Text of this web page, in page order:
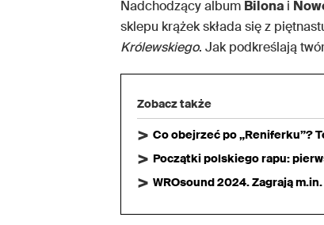
Nadchodzący album Bilona i
sklepu krążek składa się z
Królewskiego. Jak podkreślają
Zobacz także
Co obejrzeć po „Reniferku”?
Początki polskiego rapu:
WROsound 2024. Zagrają